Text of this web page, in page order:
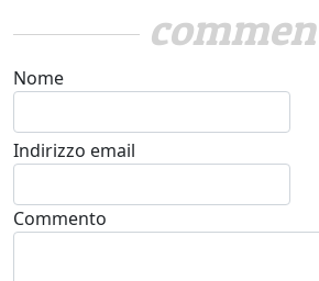
Nome
Indirizzo email
Commento